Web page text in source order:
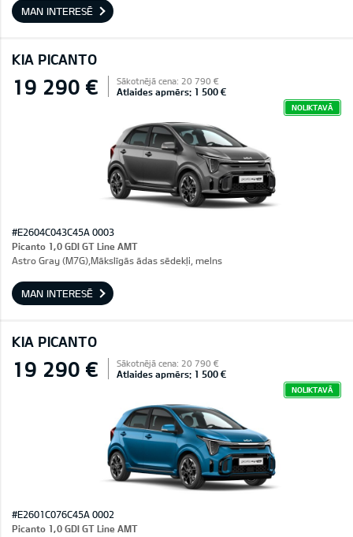
MAN INTERESĒ
KIA PICANTO
19 290 € Sākotnējā cena: 20 790 €
Atlaides apmērs: 1 500 €
NOLIKTAVĀ
#E2604C043C45A 0003
Picanto 1,0 GDI GT Line AMT
Astro Gray (M7G),Mākslīgās ādas sēdekļi, melns
MAN INTERESĒ
KIA PICANTO
19 290 € Sākotnējā cena: 20 790 €
Atlaides apmērs: 1 500 €
NOLIKTAVĀ
#E2601C076C45A 0002
Picanto 1,0 GDI GT Line AMT